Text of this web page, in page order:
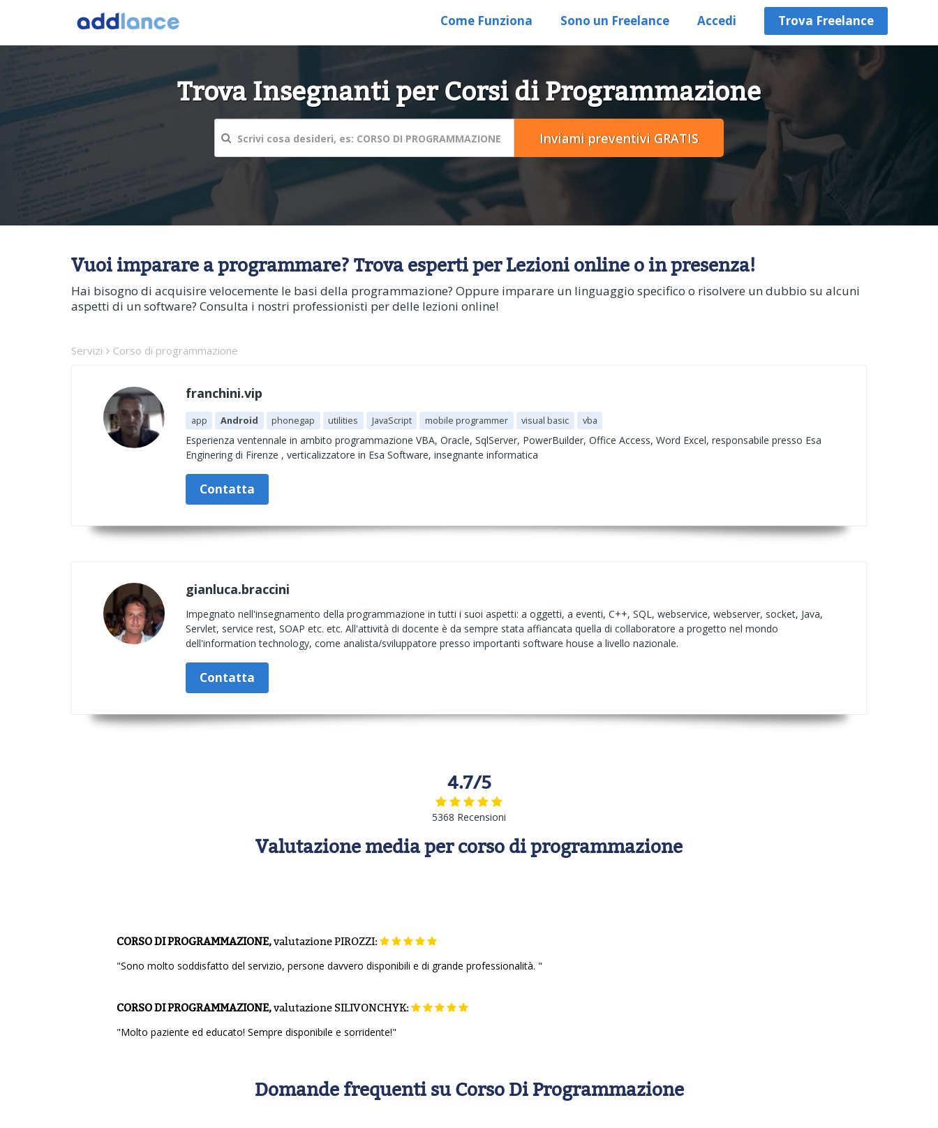
Come Funziona Sono un Freelance Accedi Trova Freelance
Trova Insegnanti per Corsi di Programmazione
Vuoi imparare a programmare? Trova esperti per Lezioni online o in presenza!
Hai bisogno di acquisire velocemente le basi della programmazione? Oppure imparare un linguaggio specifico o risolvere un dubbio su alcuni
aspetti di un software? Consulta i nostri professionisti per delle lezioni online!
Servizi Corso di programmazione
franchini.vip
app Android phonegap utilities JavaScript mobile programmer visual basic vba
Esperienza ventennale in ambito programmazione VBA, Oracle, SqlServer, PowerBuilder, Office Access, Word Excel, responsabile presso Esa
Enginering di Firenze , verticalizzatore in Esa Software, insegnante informatica
Contatta
gianluca.braccini
Impegnato nell'insegnamento della programmazione in tutti i suoi aspetti: a oggetti, a eventi, C++, SQL, webservice, webserver, socket, Java,
Servlet, service rest, SOAP etc. etc. All'attività di docente è da sempre stata affiancata quella di collaboratore a progetto nel mondo
dell'information technology, come analista/sviluppatore presso importanti software house a livello nazionale.
Contatta
4.7/5
5368 Recensioni
Valutazione media per corso di programmazione
CORSO DI PROGRAMMAZIONE,valutazionePIROZZI:
"Sono molto soddisfatto del servizio, persone davvero disponibili e di grande professionalità. "
CORSO DI PROGRAMMAZIONE,valutazioneSILIVONCHYK:
"Molto paziente ed educato! Sempre disponibile e sorridente!"
Domande frequenti su Corso Di Programmazione